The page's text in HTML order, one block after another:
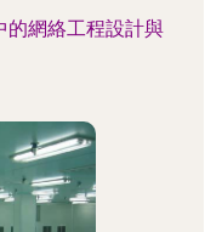
的網絡工程設計與